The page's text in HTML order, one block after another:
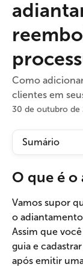
Como
clientes em
30 de outubro de
Sumário
O que é o
Vamos supor
o adiantamento
Assim que
guia e
após emitir